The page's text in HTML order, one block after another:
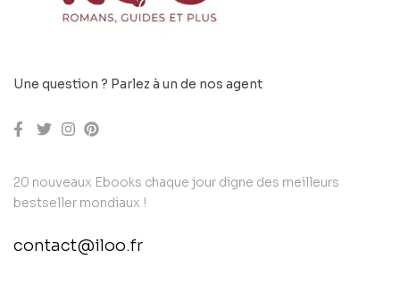
Une question ? Parlez à un de nos agent
20 nouveaux Ebooks chaque jour digne des meilleurs
bestseller mondiaux !
contact@iloo.fr